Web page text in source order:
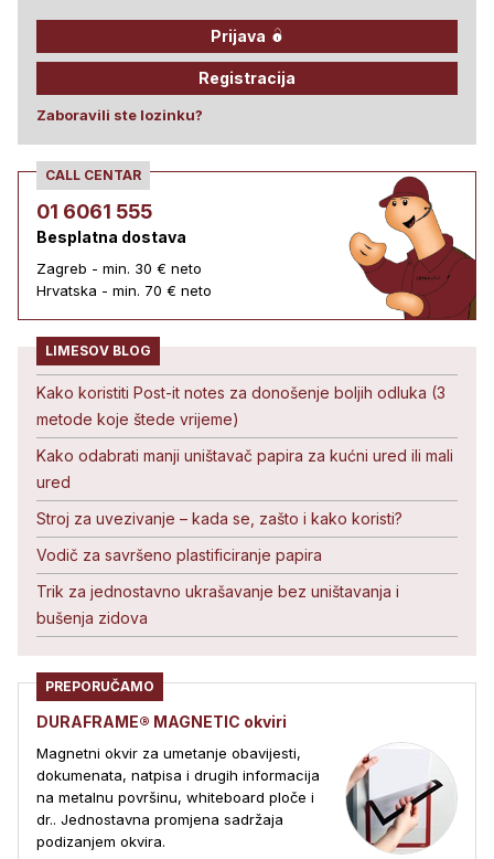
Prijava
Registracija
Zaboravili ste lozinku?
CALL CENTAR
01 6061 555
Besplatna dostava
Zagreb - min. 30 € neto
Hrvatska - min. 70 € neto
LIMESOV BLOG
Kako koristiti Post-it notes za donošenje boljih odluka (3
metode koje štede vrijeme)
Kako odabrati manji uništavač papira za kućni ured ili mali
ured
Stroj za uvezivanje – kada se, zašto i kako koristi?
Vodič za savršeno plastificiranje papira
Trik za jednostavno ukrašavanje bez uništavanja i
bušenja zidova
PREPORUČAMO
DURAFRAME® MAGNETIC okviri
Magnetni okvir za umetanje obavijesti,
dokumenata, natpisa i drugih informacija
na metalnu površinu, whiteboard ploče i
dr.. Jednostavna promjena sadržaja
podizanjem okvira.